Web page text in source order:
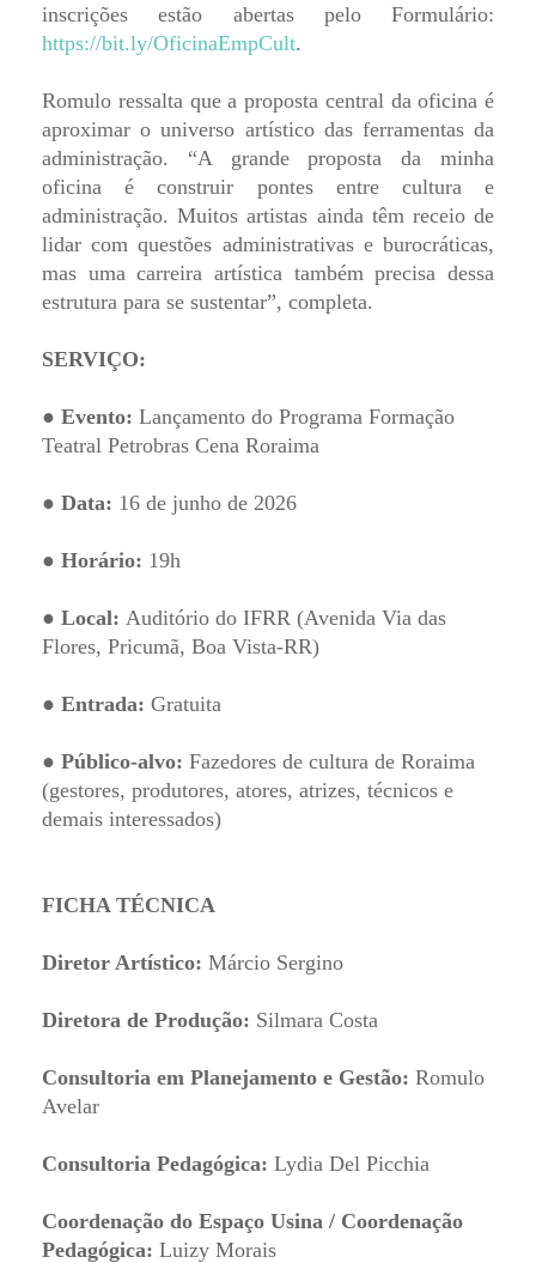
inscrições estão abertas pelo Formulário:
https://bit.ly/OficinaEmpCult.
Romulo ressalta que a proposta central da oficina é
aproximar o universo artístico das ferramentas da
administração. “A grande proposta da minha
oficina é construir pontes entre cultura e
administração. Muitos artistas ainda têm receio de
lidar com questões administrativas e burocráticas,
mas uma carreira artística também precisa dessa
estrutura para se sustentar”, completa.
SERVIÇO:
● Evento: Lançamento do Programa Formação
Teatral Petrobras Cena Roraima
● Data: 16 de junho de 2026
● Horário: 19h
● Local: Auditório do IFRR (Avenida Via das
Flores, Pricumã, Boa Vista-RR)
● Entrada: Gratuita
● Público-alvo: Fazedores de cultura de Roraima
(gestores, produtores, atores, atrizes, técnicos e
demais interessados)
FICHA TÉCNICA
Diretor Artístico: Márcio Sergino
Diretora de Produção: Silmara Costa
Consultoria em Planejamento e Gestão: Romulo
Avelar
Consultoria Pedagógica: Lydia Del Picchia
Coordenação do Espaço Usina / Coordenação
Pedagógica: Luizy Morais